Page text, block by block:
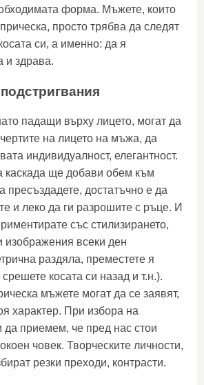
форма. Мъжете, които
просто трябва да следят
си, а именно: да я
и здрава.
падащи върху лицето, могат да
на лицето на мъжа, да
индивидуалност, елегантност.
каскада ще добави обем към
пресъздадете, достатъчно е да
и леко да ги разрошите с ръце. И
със стилизирането,
изображения всеки ден
раздяла, преместете я
косата си назад и т.н.).
мъжете могат да се заявят,
характер. При избора на
приемем, че пред нас стои
човек. Творческите личности,
резки преходи, контрасти.